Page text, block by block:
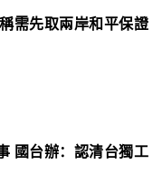
需先取兩岸和平保證
國台辦：認清台獨工